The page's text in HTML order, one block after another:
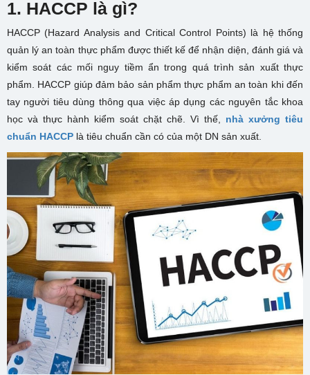
1. HACCP là gì?
HACCP (Hazard Analysis and Critical Control Points) là hệ thống
quản lý an toàn thực phẩm được thiết kế để nhận diện, đánh giá và
kiểm soát các mối nguy tiềm ẩn trong quá trình sản xuất thực
phẩm. HACCP giúp đảm bảo sản phẩm thực phẩm an toàn khi đến
tay người tiêu dùng thông qua việc áp dụng các nguyên tắc khoa
học và thực hành kiểm soát chặt chẽ. Vì thế, nhà xưởng tiêu
chuẩn HACCP là tiêu chuẩn cần có của một DN sản xuất.